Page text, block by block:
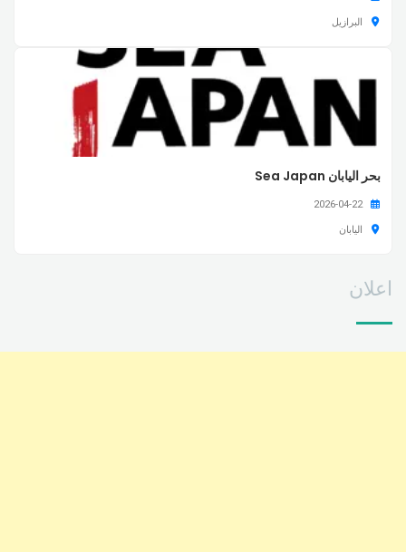
البرازيل
بحر اليابان Sea Japan
2026-04-22
اليابان
اعلان